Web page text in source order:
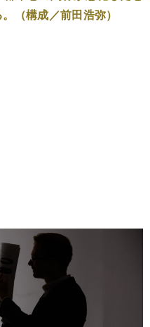
（構成／前田浩弥）